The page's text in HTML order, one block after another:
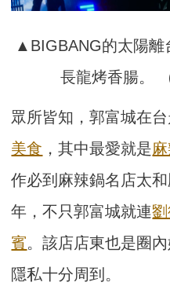
▲BIGBANG的太陽離
長龍烤香腸。
眾所皆知，郭富城在
美食 ，其中最愛就是
作必到麻辣鍋名店太
年，不只郭富城就連
賓。該店店東也是圈
隱私十分周到。